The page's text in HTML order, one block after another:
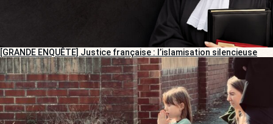
[GRANDE ENQUÊTE] Justice française : l’islamisation silencieuse